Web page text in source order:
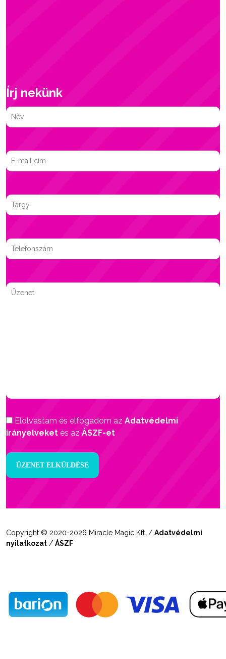
Írj nekünk
Elolvastam és elfogadom az Adatvédelmi
irányelveket és az ÁSZF-et
Copyright © 2020-2026 Miracle Magic Kft. / Adatvédelmi
nyilatkozat / ÁSZF